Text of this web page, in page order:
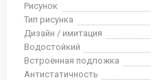
Рисунок
Тип рисунка
Дизайн / имитация
Водостойкий
Встроенная подложка
Антистатичность